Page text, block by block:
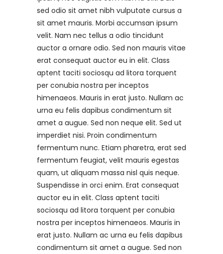
sed odio sit amet nibh vulputate cursus a
sit amet mauris. Morbi accumsan ipsum
velit. Nam nec tellus a odio tincidunt
auctor a ornare odio. Sed non mauris vitae
erat consequat auctor eu in elit. Class
aptent taciti sociosqu ad litora torquent
per conubia nostra per inceptos
himenaeos. Mauris in erat justo. Nullam ac
urna eu felis dapibus condimentum sit
amet a augue. Sed non neque elit. Sed ut
imperdiet nisi. Proin condimentum
fermentum nunc. Etiam pharetra, erat sed
fermentum feugiat, velit mauris egestas
quam, ut aliquam massa nisl quis neque.
Suspendisse in orci enim. Erat consequat
auctor eu in elit. Class aptent taciti
sociosqu ad litora torquent per conubia
nostra per inceptos himenaeos. Mauris in
erat justo. Nullam ac urna eu felis dapibus
condimentum sit amet a augue. Sed non